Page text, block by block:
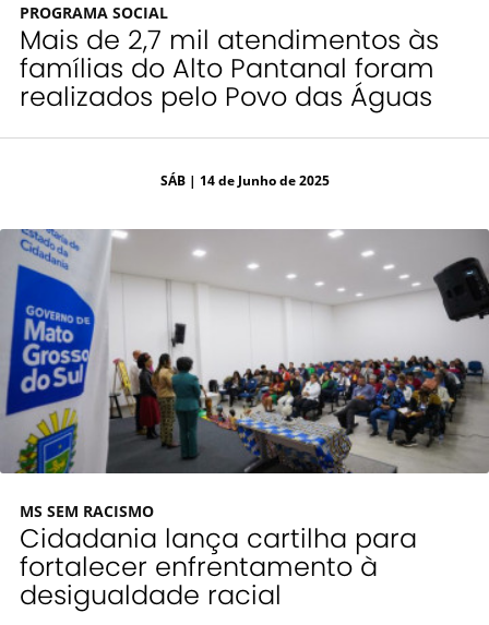
PROGRAMA SOCIAL
Mais de 2,7 mil atendimentos às
famílias do Alto Pantanal foram
realizados pelo Povo das Águas
SÁB| 14 de Junho de 2025
MS SEM RACISMO
Cidadania lança cartilha para
fortalecer enfrentamento à
desigualdade racial